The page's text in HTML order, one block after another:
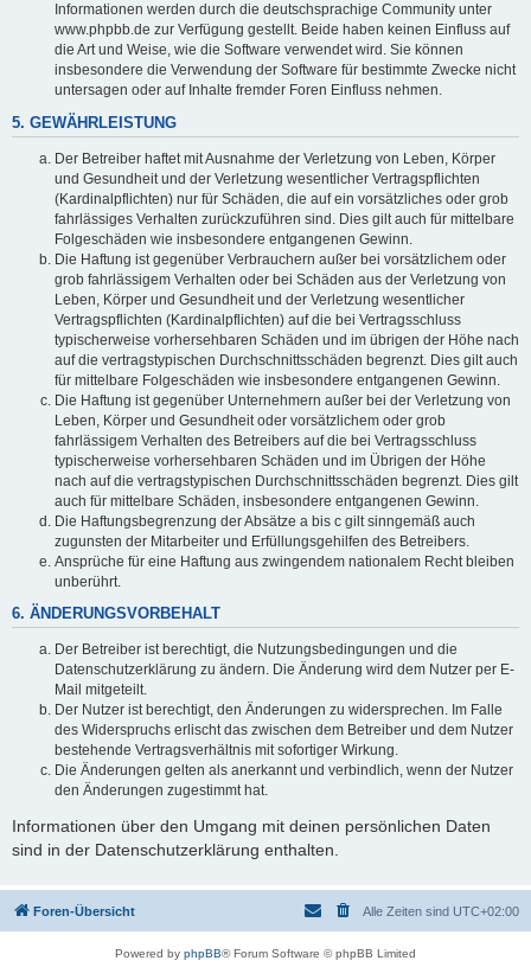
Informationen werden durch die deutschsprachige Community unter
www.phpbb.de zur Verfügung gestellt. Beide haben keinen Einfluss auf
die Art und Weise, wie die Software verwendet wird. Sie können
insbesondere die Verwendung der Software für bestimmte Zwecke nicht
untersagen oder auf Inhalte fremder Foren Einfluss nehmen.
5. GEWÄHRLEISTUNG
Der Betreiber haftet mit Ausnahme der Verletzung von Leben, Körper
und Gesundheit und der Verletzung wesentlicher Vertragspflichten
(Kardinalpflichten) nur für Schäden, die auf ein vorsätzliches oder grob
fahrlässiges Verhalten zurückzuführen sind. Dies gilt auch für mittelbare
Folgeschäden wie insbesondere entgangenen Gewinn.
Die Haftung ist gegenüber Verbrauchern außer bei vorsätzlichem oder
grob fahrlässigem Verhalten oder bei Schäden aus der Verletzung von
Leben, Körper und Gesundheit und der Verletzung wesentlicher
Vertragspflichten (Kardinalpflichten) auf die bei Vertragsschluss
typischerweise vorhersehbaren Schäden und im übrigen der Höhe nach
auf die vertragstypischen Durchschnittsschäden begrenzt. Dies gilt auch
für mittelbare Folgeschäden wie insbesondere entgangenen Gewinn.
Die Haftung ist gegenüber Unternehmern außer bei der Verletzung von
Leben, Körper und Gesundheit oder vorsätzlichem oder grob
fahrlässigem Verhalten des Betreibers auf die bei Vertragsschluss
typischerweise vorhersehbaren Schäden und im Übrigen der Höhe
nach auf die vertragstypischen Durchschnittsschäden begrenzt. Dies gilt
auch für mittelbare Schäden, insbesondere entgangenen Gewinn.
Die Haftungsbegrenzung der Absätze a bis c gilt sinngemäß auch
zugunsten der Mitarbeiter und Erfüllungsgehilfen des Betreibers.
Ansprüche für eine Haftung aus zwingendem nationalem Recht bleiben
unberührt.
6. ÄNDERUNGSVORBEHALT
Der Betreiber ist berechtigt, die Nutzungsbedingungen und die
Datenschutzerklärung zu ändern. Die Änderung wird dem Nutzer per E-
Mail mitgeteilt.
Der Nutzer ist berechtigt, den Änderungen zu widersprechen. Im Falle
des Widerspruchs erlischt das zwischen dem Betreiber und dem Nutzer
bestehende Vertragsverhältnis mit sofortiger Wirkung.
Die Änderungen gelten als anerkannt und verbindlich, wenn der Nutzer
den Änderungen zugestimmt hat.
Informationen über den Umgang mit deinen persönlichen Daten
sind in der Datenschutzerklärung enthalten.
Foren-Übersicht Alle Zeiten sind UTC+02:00
Powered by phpBB® Forum Software © phpBB Limited